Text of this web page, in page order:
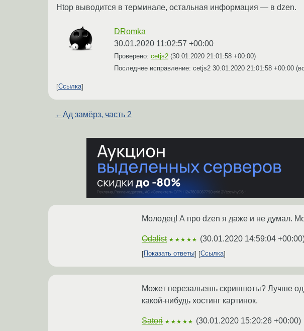
Htop выводится в терминале, остальная информация — в dzen.
DRomka
30.01.2020 11:02:57 +00:00
Проверено: cetjs2 (30.01.2020 21:01:58 +00:00)
Последнее исправление: cetjs2 30.01.2020 21:01:58 +00:00
Ссылка
←Ад замёрз, часть 2
Молодец! А про dzen я даже и не думал.
Odalist ★★★★★ (30.01.2020 14:59:04 +00:00
Показать ответы Ссылка
Может перезальешь скриншоты? Лучше
какой-нибудь хостинг картинок.
Satori ★★★★★ (30.01.2020 15:20:26 +00:00)